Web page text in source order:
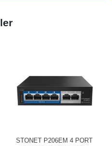
STONET P206EM 4 PORT